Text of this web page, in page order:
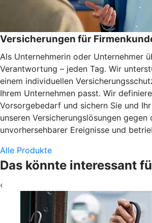
Versicherungen für
Als Unternehmerin oder Unternehmer
Verantwortung – jeden Tag. Wir
einem individuellen
Ihrem Unternehmen passt. Wir
Vorsorgebedarf und sichern Sie und
unseren Versicherungslösungen gegen
unvorhersehbarer Ereignisse und
Alle Produkte
Das könnte interessant
‹